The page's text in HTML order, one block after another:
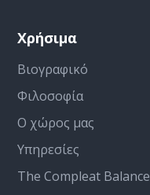
Χρήσιμα
Βιογραφικό
Φιλοσοφία
Ο χώρος μας
Υπηρεσίες
The Compleat Balance